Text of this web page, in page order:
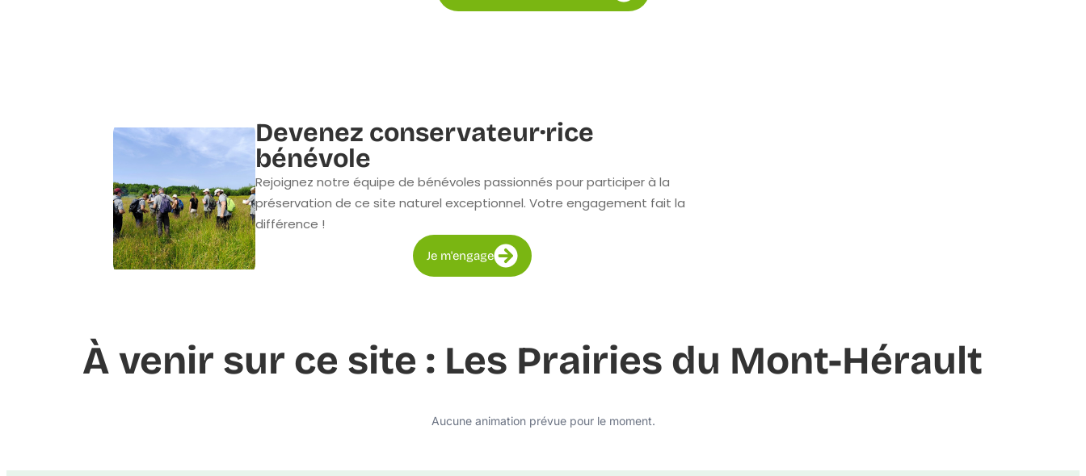
Devenez conservateur·rice
bénévole
Rejoignez notre équipe de bénévoles passionnés pour participer à la
préservation de ce site naturel exceptionnel. Votre engagement fait la
différence !
Je m'engage
À venir sur ce site : Les Prairies du Mont-Hérault
Aucune animation prévue pour le moment.